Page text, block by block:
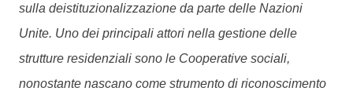
sulla deistituzionalizzazione da parte delle Nazioni
Unite. Uno dei principali attori nella gestione delle
strutture residenziali sono le Cooperative sociali,
nonostante nascano come strumento di riconoscimento